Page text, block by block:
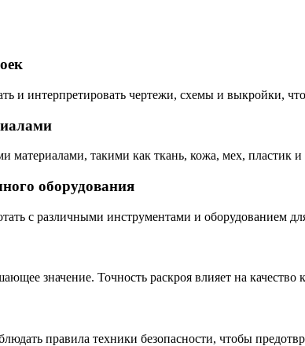
и интерпретировать чертежи, схемы и выкройки,
материалами, такими как ткань, кожа, мех, пластик
оборудования
с различными инструментами и оборудованием
значение. Точность раскроя влияет на качество
правила техники безопасности, чтобы